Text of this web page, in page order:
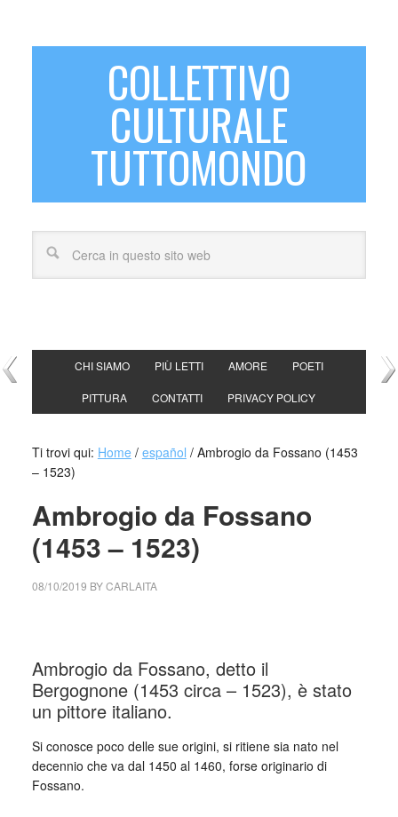
COLLETTIVO
CULTURALE
TUTTOMONDO
CHI SIAMO PIÙ LETTI AMORE POETI
PITTURA CONTATTI PRIVACY POLICY
Ti trovi qui: Home / español /Ambrogio da Fossano (1453
– 1523)
Ambrogio da Fossano
(1453 – 1523)
08/10/2019 BYCARLAITA
Ambrogio da Fossano, detto il
Bergognone (1453 circa – 1523), è stato
un pittore italiano.
Si conosce poco delle sue origini, si ritiene sia nato nel
decennio che va dal 1450 al 1460, forse originario di
Fossano.